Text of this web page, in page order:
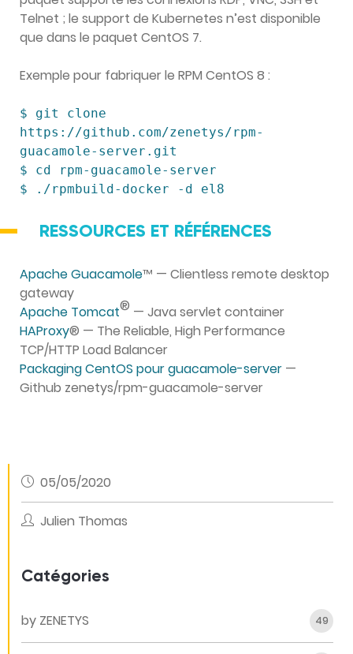
Telnet ; le support de Kubernetes n’est disponible
que dans le paquet CentOS 7.
Exemple pour fabriquer le RPM CentOS 8 :
$ git clone
https://github.com/zenetys/rpm-
guacamole-server.git
$ cd rpm-guacamole-server
$ ./rpmbuild-docker -d el8
RESSOURCES ET RÉFÉRENCES
Apache Guacamole™ — Clientless remote desktop
gateway
Apache Tomcat® — Java servlet container
HAProxy® — The Reliable, High Performance
TCP/HTTP Load Balancer
Packaging CentOS pour guacamole-server —
Github zenetys/rpm-guacamole-server
05/05/2020
Julien Thomas
Catégories
by ZENETYS 49